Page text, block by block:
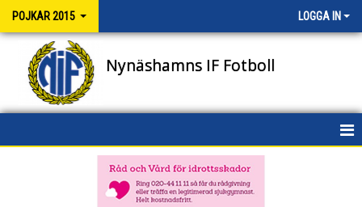
POJKAR 2015 LOGGA IN
Nynäshamns IF Fotboll